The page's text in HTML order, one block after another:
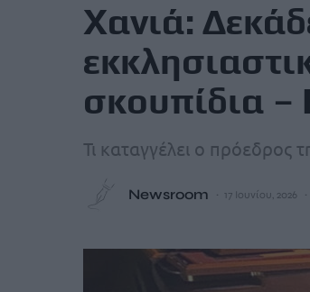
Xανιά:
σκουπίδια –
Τι καταγγέλει ο πρόεδρος
Newsroom 17 Ιουνίου, 2026